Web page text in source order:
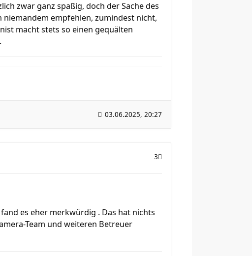
zwar ganz spaßig, doch der Sache des
empfehlen, zumindest nicht,
macht stets so einen gequälten
03.06.2025, 20:27
3
es eher merkwürdig . Das hat nichts
Team und weiteren Betreuer